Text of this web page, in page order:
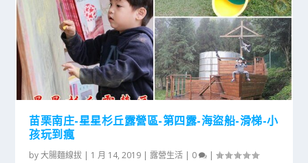
苗栗南庄-星星杉丘露營區-第四露-海盜船-滑梯-小
孩玩到瘋
by大腸麵線拔 | 1 月 14, 2019 | 露營生活 | 0 |